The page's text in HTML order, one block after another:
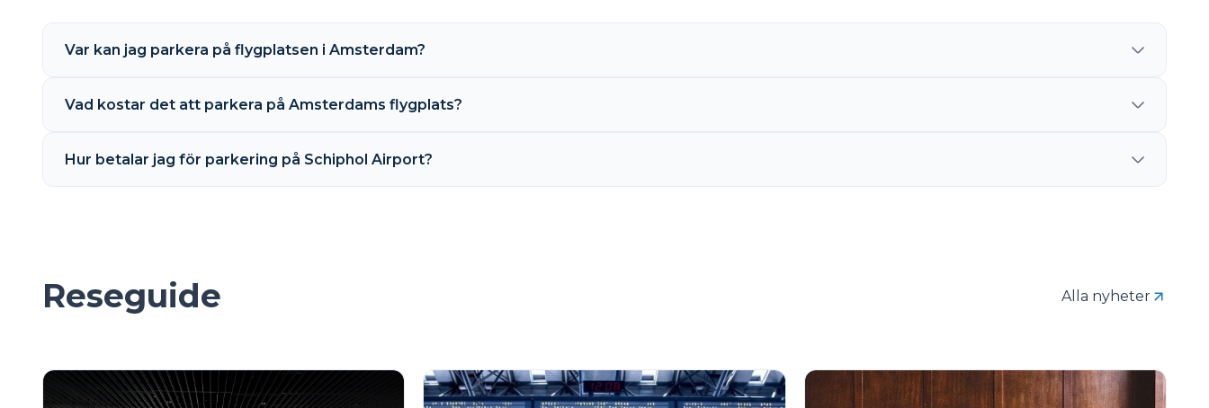
Var kan jag parkera på flygplatsen i Amsterdam?
Vad kostar det att parkera på Amsterdams flygplats?
Hur betalar jag för parkering på Schiphol Airport?
Reseguide Alla nyheter